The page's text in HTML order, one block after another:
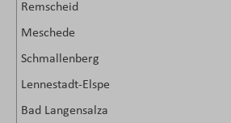
Remscheid
Meschede
Schmallenberg
Lennestadt-Elspe
Bad Langensalza